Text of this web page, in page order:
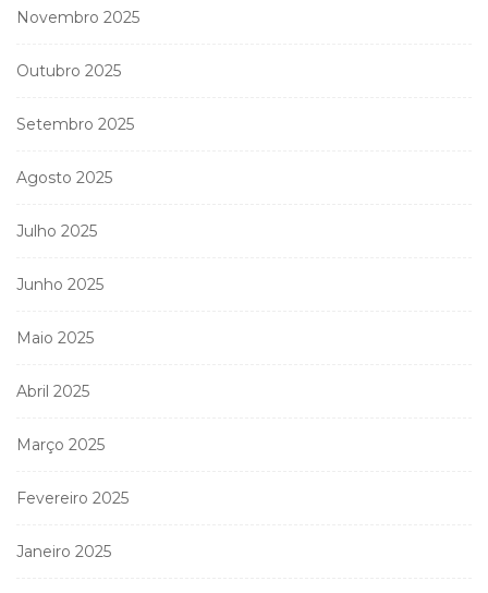
Novembro 2025
Outubro 2025
Setembro 2025
Agosto 2025
Julho 2025
Junho 2025
Maio 2025
Abril 2025
Março 2025
Fevereiro 2025
Janeiro 2025